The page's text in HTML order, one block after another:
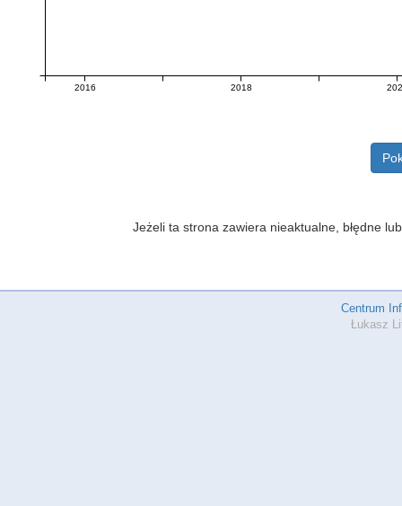
2016 2018
Jeżeli ta strona zawiera nieaktualne, błędne
Centrum
Łukasz